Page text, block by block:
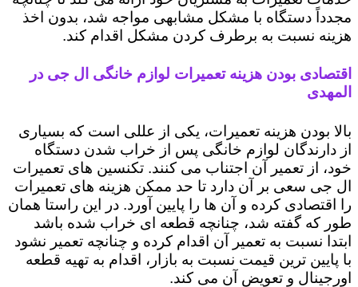
مجدداً دستگاه با مشکل مشابهی مواجه شد، بدون اخذ
هزینه نسبت به برطرف کردن مشکل اقدام کند.
اقتصادی بودن هزینه تعمیرات لوازم خانگی ال جی در
المهدی
بالا بودن هزینه تعمیرات، یکی از عللی است که بسیاری
از دارندگان لوازم خانگی پس از خراب شدن دستگاه
خود، از تعمیر آن اجتناب می کنند. تکنسین های تعمیرات
ال جی سعی بر آن دارد تا حد ممکن هزینه های تعمیرات
را اقتصادی کرده و آن ها را پایین آورد. در این راستا همان
طور که گفته شد، چنانچه قطعه ای خراب شده باشد
ابتدا نسبت به تعمیر آن اقدام کرده و چنانچه تعمیر نشود
با پایین ترین قیمت نسبت به بازار، اقدام به تهیه قطعه
اورجینال و تعویض آن می کند.